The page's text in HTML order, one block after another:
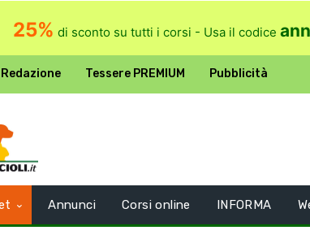
25% di sconto su tutti i corsi - Usa il codice
Redazione Tessere PREMIUM Pubblicità
Annunci Corsi online INFORMA